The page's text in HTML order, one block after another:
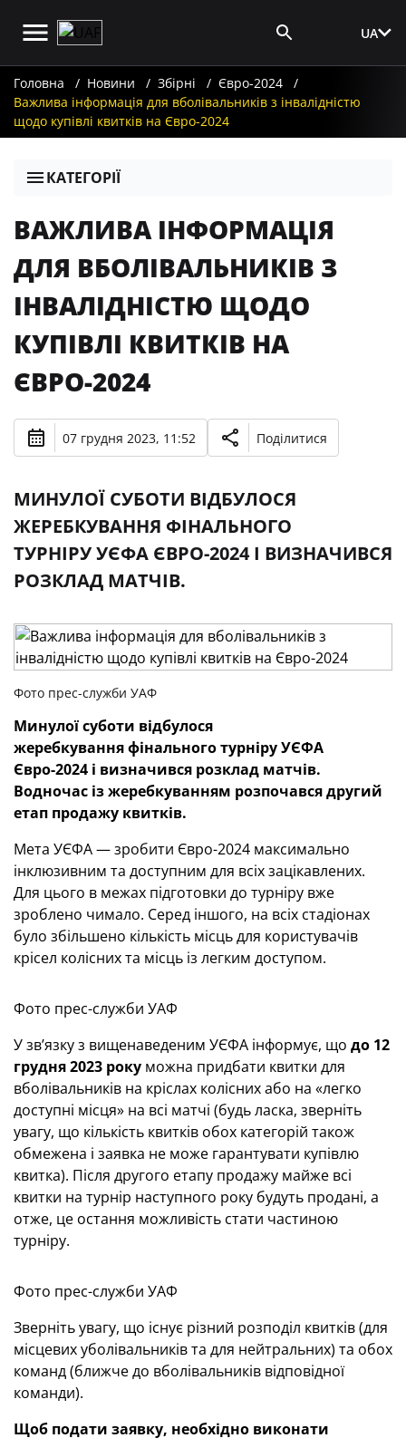
UA
Головна Новини Збірні
Євро-2024
Важлива інформація для вболівальників з інвалідністю
щодо купівлі квитків на Євро-2024
КАТЕГОРІЇ
ВАЖЛИВА ІНФОРМАЦІЯ
ДЛЯ ВБОЛІВАЛЬНИКІВ З
ІНВАЛІДНІСТЮ ЩОДО
КУПІВЛІ КВИТКІВ НА
ЄВРО-2024
07 грудня 2023, 11:52 Поділитися
МИНУЛОЇ СУБОТИ ВІДБУЛОСЯ
ЖЕРЕБКУВАННЯ ФІНАЛЬНОГО
ТУРНІРУ УЄФА ЄВРО-2024 І ВИЗНАЧИВСЯ
РОЗКЛАД МАТЧІВ.
Фото прес-служби УАФ
Минулої суботи відбулося
жеребкуванняфінального турніруУЄФА
Євро-2024 і визначився розклад матчів.
Водночас із жеребкуванням розпочався другий
етап продажу квитків.
Мета УЄФА — зробити Євро-2024 максимально
інклюзивним та доступним для всіх зацікавлених.
Для цього в межах підготовки до турніру вже
зроблено чимало. Серед іншого, на всіх стадіонах
було збільшено кількість місць для користувачів
крісел колісних та місць із легким доступом.
Фото прес-служби УАФ
У зв’язку з вищенаведеним УЄФА інформує, що до 12
грудня 2023 року можна придбати квитки для
вболівальників на кріслах колісних або на «легко
доступні місця» на всі матчі (будь ласка, зверніть
увагу, що кількість квитків обох категорій також
обмежена і заявка не може гарантувати купівлю
квитка). Після другого етапу продажу майже всі
квитки на турнір наступного року будуть продані, а
отже, це остання можливість стати частиною
турніру.
Фото прес-служби УАФ
Зверніть увагу, що існує різний розподіл квитків (для
місцевих уболівальників та для нейтральних) та обох
команд (ближче до вболівальників відповідної
команди).
Щоб подати заявку, необхідно виконати